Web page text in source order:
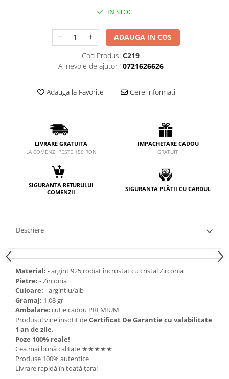
IN STOC
ADAUGA IN COS
Cod Produs: C219
Ai nevoie de ajutor? 0721626626
Adauga la Favorite Cere informatii
LIVRARE GRATUITA
LA COMENZI PESTE 150 RON
IMPACHETARE CADOU
GRATUIT
SIGURANTA RETURULUI
COMENZII
SIGURANȚA PLĂȚII CU CARDUL
Descriere
Material: - argint 925 rodiat încrustat cu cristal Zirconia
Pietre: - Zirconia
Culoare: - argintiu/alb
Gramaj: 1.08 gr
Ambalare: cutie cadou PREMIUM
Produsul vine insotit deCertificat De Garantie cu valabilitate
1 an de zile.
Poze 100% reale!
Cea mai bună calitate ★★★★★
Produse 100% autentice
Livrare rapidă în toată țara!